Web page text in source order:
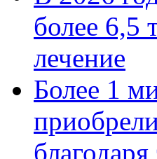
более 6,5
лечение
Более 1